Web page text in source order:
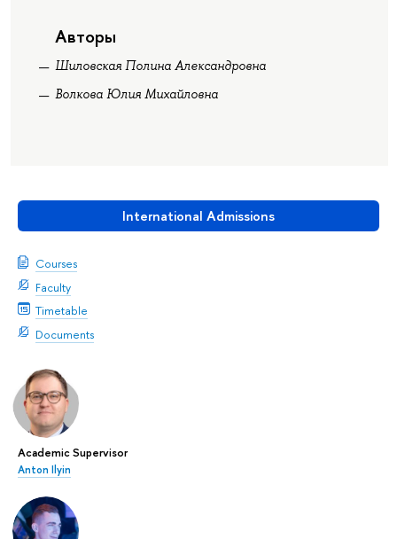
International Admissions
Courses
Faculty
Timetable
Documents
Academic Supervisor
Anton Ilyin
Авторы
Шиловская Полина Александровна
Волкова Юлия Михайловна